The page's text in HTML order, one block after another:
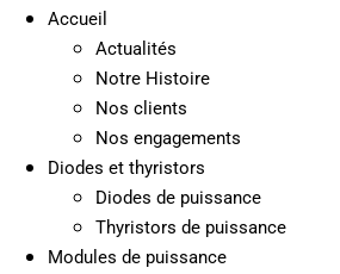
Accueil
Actualités
Notre Histoire
Nos clients
Nos engagements
Diodes et thyristors
Diodes de puissance
Thyristors de puissance
Modules de puissance